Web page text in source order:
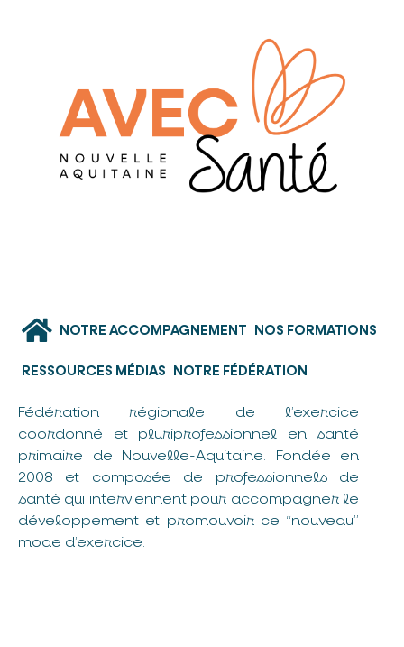
NOTRE ACCOMPAGNEMENT NOS FORMATIONS
RESSOURCES MÉDIAS NOTRE FÉDÉRATION
Fédération régionale de l’exercice
coordonné et pluriprofessionnel en santé
primaire de Nouvelle-Aquitaine. Fondée en
2008 et composée de professionnels de
santé qui interviennent pour accompagner le
développement et promouvoir ce “nouveau”
mode d’exercice.